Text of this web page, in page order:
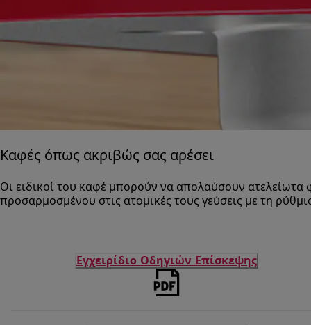
Καφές όπως ακριβώς σας αρέσει
Οι ειδικοί του καφέ μπορούν να απολαύσουν ατελείωτα
προσαρμοσμένου στις ατομικές τους γεύσεις με τη
Εγχειρίδιο Οδηγιών Επίσκεψης